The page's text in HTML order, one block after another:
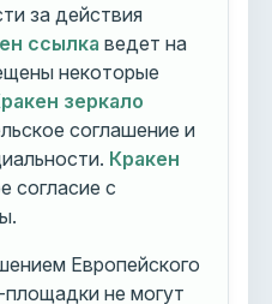
за действия
ссылка ведет на
некоторые
зеркало
соглашение и
Кракен
согласие с
Европейского
не могут